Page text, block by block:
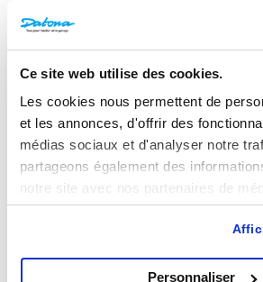
Ce site web utilise des cookies.
Les cookies nous permettent de
et les annonces, d'offrir des
médias sociaux et d'analyser notre
partageons également des
notre site avec nos partenaires de
publicité et d'analyse, qui peuvent
avec d'autres informations que vous
Personnaliser
10 % de réduction